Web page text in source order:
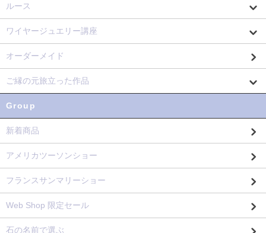
ルース
ワイヤージュエリー講座
オーダーメイド
ご縁の元旅立った作品
Group
新着商品
アメリカツーソンショー
フランスサンマリーショー
Web Shop 限定セール
石の名前で選ぶ